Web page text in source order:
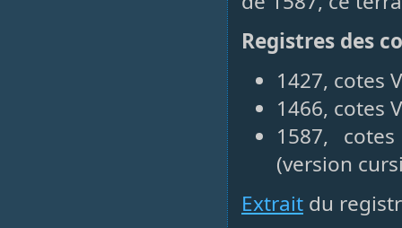
Registres des
1427, cotes
1466, cotes
1587,
(version
Extrait du